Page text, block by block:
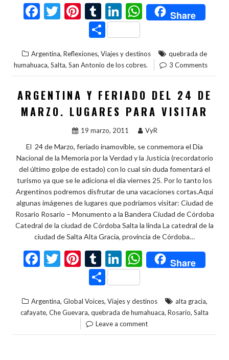
F
b
o
o
k
T
er
Pi
nt
er
es
t
T
u
m
bl
r
Li
n
ke
dI
n
W
h
s
A
p
p
Share
C
m
p
ar
ti
r
Argentina, Reflexiones, Viajes y destinos
quebrada de
humahuaca, Salta, San Antonio de los cobres. 3 Comments
ARGENTINA Y FERIADO DEL 24 DE
MARZO. LUGARES PARA VISITAR
19 marzo, 2011 VyR
El 24 de Marzo, feriado inamovible, se conmemora el Día
Nacional de la Memoria por la Verdad y la Justicia (recordatorio
del último golpe de estado) con lo cual sin duda fomentará el
turismo ya que se le adiciona el día viernes 25. Por lo tanto los
Argentinos podremos disfrutar de una vacaciones cortas.Aqui
algunas imágenes de lugares que podríamos visitar: Ciudad de
Rosario Rosario – Monumento a la Bandera Ciudad de Córdoba
Catedral de la ciudad de Córdoba Salta la linda La catedral de la
ciudad de Salta Alta Gracia, provincia de Córdoba…
F
b
o
T
er
Pi
nt
er
es
t
T
u
m
bl
r
Li
n
ke
dI
n
W
h
s
A
p
Share
C
m
p
Argentina, Global Voices, Viajes y destinos alta gracia,
cafayate, Che Guevara, quebrada de humahuaca, Rosario, Salta
Leave a comment